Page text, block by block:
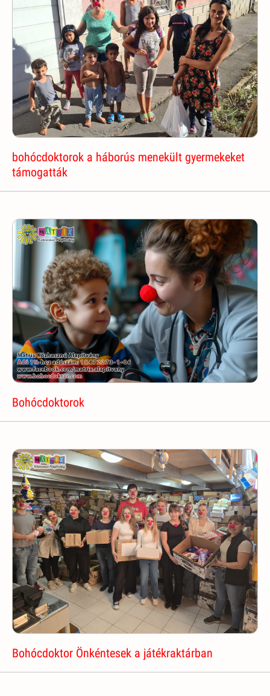
bohócdoktorok a háborús menekült gyermekeket
támogatták
Bohócdoktorok
Bohócdoktor Önkéntesek a játékraktárban